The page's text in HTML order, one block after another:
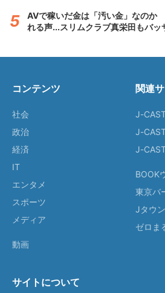
AVで稼いだ金は「汚い金」なのか
れる声...スリムクラブ真栄田もバッ
コンテンツ
社会
政治
経済
IT
エンタメ
スポーツ
メディア
動画
関連
J-
J-
J-
BOOK
東京バ
Jタウ
ゼロま
サイトについて